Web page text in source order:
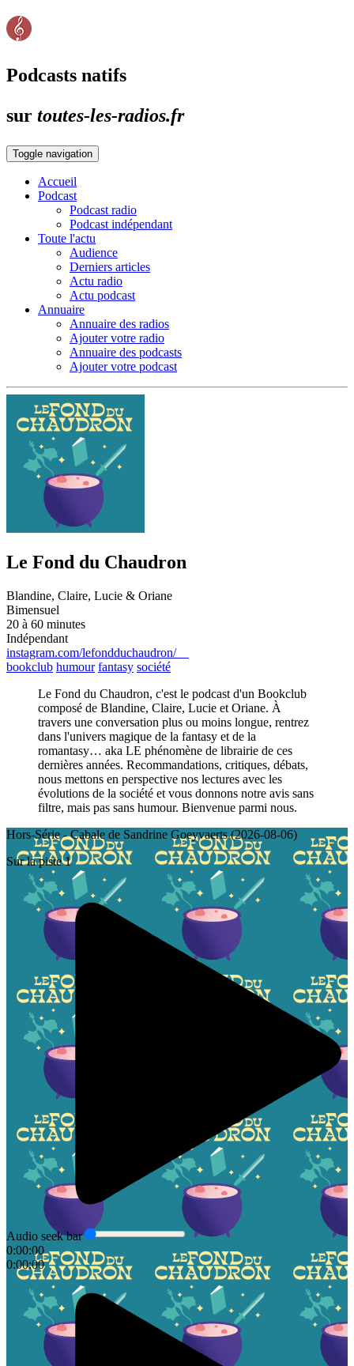
Podcasts natifs
sur toutes-les-radios.fr
Toggle navigation
Accueil
Podcast
Podcast radio
Podcast indépendant
Toute l'actu
Audience
Derniers articles
Actu radio
Actu podcast
Annuaire
Annuaire des radios
Ajouter votre radio
Annuaire des podcasts
Ajouter votre podcast
Le Fond du Chaudron
Blandine, Claire, Lucie & Oriane
Bimensuel
20 à 60 minutes
Indépendant
instagram.com/lefondduchaudron/
bookclub humour fantasy société
Le Fond du Chaudron, c'est le podcast d'un Bookclub
composé de Blandine, Claire, Lucie et Oriane. À
travers une conversation plus ou moins longue, rentrez
dans l'univers magique de la fantasy et de la
romantasy… aka LE phénomène de librairie de ces
dernières années. Recommandations, critiques, débats,
nous mettons en perspective nos lectures avec les
évolutions de la société et vous donnons notre avis sans
filtre, mais pas sans humour. Bienvenue parmi nous.
Hors-Série - Cabale de Sandrine Goeyvaerts (2026-08-06)
Sur la piste 1
Audio seek bar
0:00:00
0:00:00